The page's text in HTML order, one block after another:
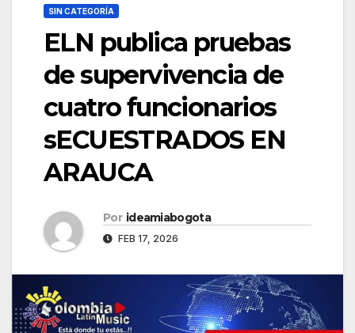
SIN CATEGORÍA
ELN publica pruebas
de supervivencia de
cuatro funcionarios
sECUESTRADOS EN
ARAUCA
Por ideamiabogota
FEB 17, 2026